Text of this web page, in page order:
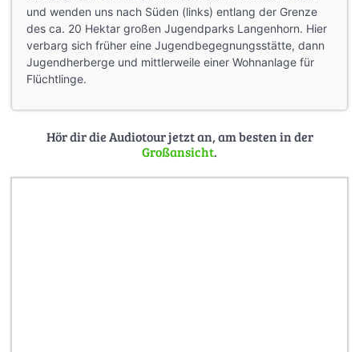
und wenden uns nach Süden (links) entlang der Grenze
des ca. 20 Hektar großen Jugendparks Langenhorn. Hier
verbarg sich früher eine Jugendbegegnungsstätte, dann
Jugendherberge und mittlerweile einer Wohnanlage für
Flüchtlinge.
Hör dir die Audiotour jetzt an, am besten in der
Großansicht.